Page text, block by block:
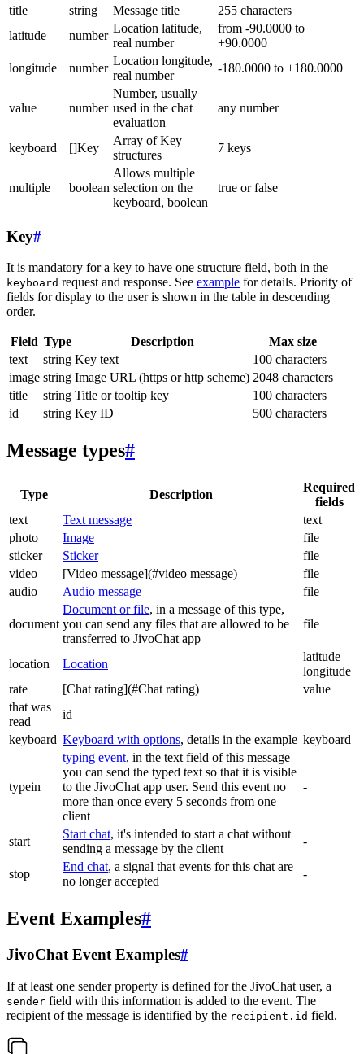
title
string Message title
255 characters
latitude
number
Location latitude,
real number
from -90.0000 to
+90.0000
longitude
number
Location longitude,
real number
-180.0000 to +180.0000
value number
Number, usually
used in the chat
evaluation
any number
keyboard []Key
Array of Key
structures
7 keys
multiple boolean
Allows multiple
selection on the
keyboard, boolean
true or false
Key#
It is mandatory for a key to have one structure field, both in the
keyboard request and response. See example for details. Priority of
fields for display to the user is shown in the table in descending
order.
Field Type Description
Max size
text
string Key text
100 characters
image string Image URL (https or http scheme) 2048 characters
title
string Title or tooltip key
100 characters
id
string Key ID 500 characters
Message types#
Type Description
Required
fields
text
Text message
text
photo
Image
file
sticker
Sticker
file
video
[Video message](#video message)
file
audio
Audio message file
document
Document or file, in a message of this type,
you can send any files that are allowed to be
transferred to JivoChat app
file
location Location
latitude
longitude
rate
[Chat rating](#Chat rating)
value
that was
read
id
keyboard Keyboard with options, details in the example keyboard
typein
typing event, in the text field of this message
you can send the typed text so that it is visible
to the JivoChat app user. Send this event no
more than once every 5 seconds from one
client
-
start
Start chat, it's intended to start a chat without
sending a message by the client
-
stop
End chat, a signal that events for this chat are
no longer accepted
-
Event Examples#
JivoChat Event Examples#
If at least one sender property is defined for the JivoChat user, a
sender field with this information is added to the event. The
recipient of the message is identified by the recipient.id field.